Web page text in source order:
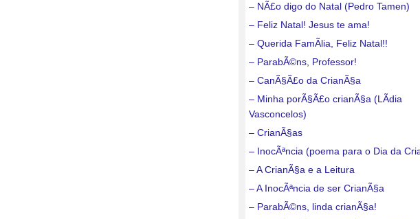
– NÃ£o digo do Natal (Pedro Tamen)
– Feliz Natal! Jesus te ama!
– Querida FamÃ­lia, Feliz Natal!!
– ParabÃ©ns, Professor!
– CanÃ§Ã£o da CrianÃ§a
– Minha porÃ§Ã£o crianÃ§a (LÃ­dia
Vasconcelos)
– CrianÃ§as
– InocÃªncia (poema para o Dia da
– A CrianÃ§a e a Leitura
– A InocÃªncia de ser CrianÃ§a
– ParabÃ©ns, linda crianÃ§a!